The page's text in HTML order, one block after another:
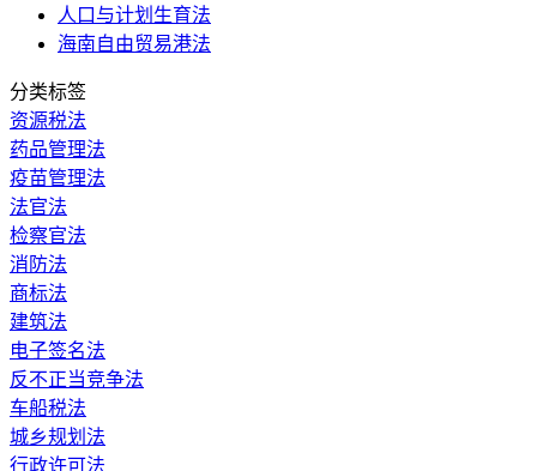
人口与计划生育法
海南自由贸易港法
分类标签
资源税法
药品管理法
疫苗管理法
法官法
检察官法
消防法
商标法
建筑法
电子签名法
反不正当竞争法
车船税法
城乡规划法
行政许可法